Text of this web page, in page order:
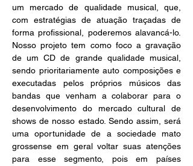
um mercado de qualidade musical, que,
com estratégias de atuação traçadas de
forma profissional, poderemos alavancá-lo.
Nosso projeto tem como foco a gravação
de um CD de grande qualidade musical,
sendo prioritariamente auto composições e
executadas pelos próprios músicos das
bandas que venham a colaborar para o
desenvolvimento do mercado cultural de
shows de nosso estado. Sendo assim, será
uma oportunidade de a sociedade mato
grossense em geral voltar suas atenções
para esse segmento, pois em países